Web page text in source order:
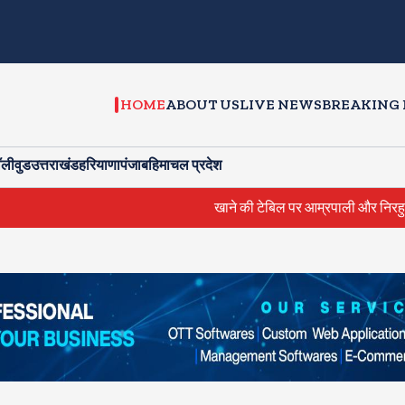
HOMEABOUT USLIVE NEWSBREAKING
उत्तराखंडहरियाणापंजाबहिमाचल प्रदेश
खाने की टेबिल पर आम्रपाली और निरहुआ में